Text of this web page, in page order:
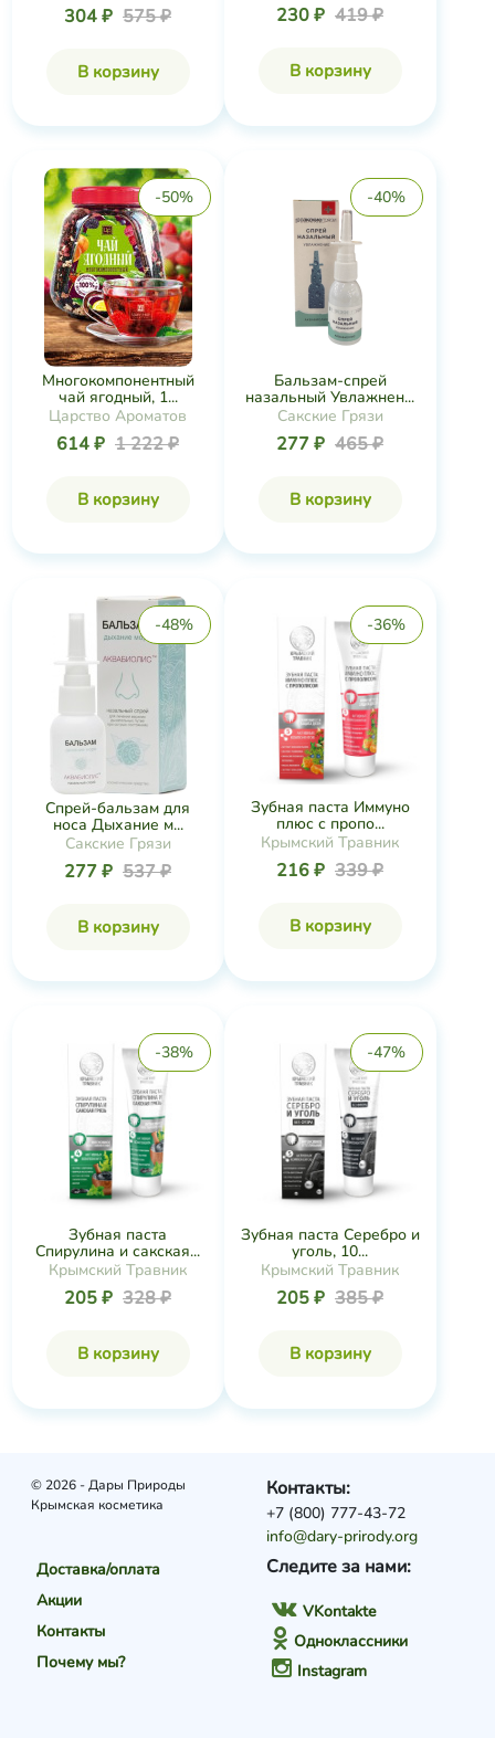
304 ₽ 575 ₽
В корзину
230 ₽ 419 ₽
В корзину
-50%
Многокомпонентный
чай ягодный, 1...
Царство Ароматов
614 ₽ 1 222 ₽
В корзину
-40%
Бальзам-спрей
назальный Увлажнен...
Сакские Грязи
277 ₽ 465 ₽
В корзину
-48%
Спрей-бальзам для
носа Дыхание м...
Сакские Грязи
277 ₽ 537 ₽
В корзину
-36%
Зубная паста Иммуно
плюс с пропо...
Крымский Травник
216 ₽ 339 ₽
В корзину
-38%
Зубная паста
Спирулина и сакская...
Крымский Травник
205 ₽ 328 ₽
В корзину
-47%
Зубная паста Серебро и
уголь, 10...
Крымский Травник
205 ₽ 385 ₽
В корзину
© 2026 - Дары Природы
Крымская косметика
Доставка/оплата
Акции
Контакты
Почему мы?
Следите за нами:
VKontakte
Одноклассники
Instagram
Контакты:
+7 (800) 777-43-72
info@dary-prirody.org